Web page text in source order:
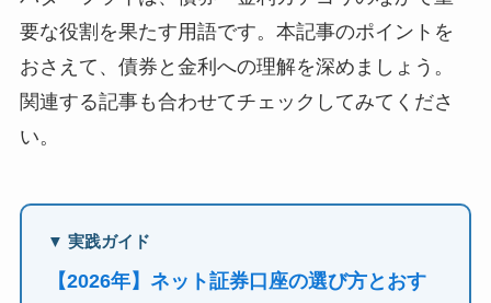
要な役割を果たす用語です。本記事のポイントを
おさえて、債券と金利への理解を深めましょう。
関連する記事も合わせてチェックしてみてくださ
い。
▼ 実践ガイド
【2026年】ネット証券口座の選び方とおす